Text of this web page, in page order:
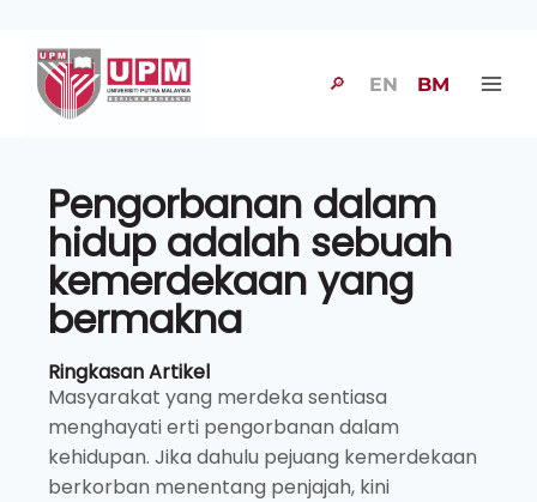
🔎 EN BM
Pengorbanan dalam
hidup adalah sebuah
kemerdekaan yang
bermakna
Ringkasan Artikel
Masyarakat yang merdeka sentiasa
menghayati erti pengorbanan dalam
kehidupan. Jika dahulu pejuang kemerdekaan
berkorban menentang penjajah, kini